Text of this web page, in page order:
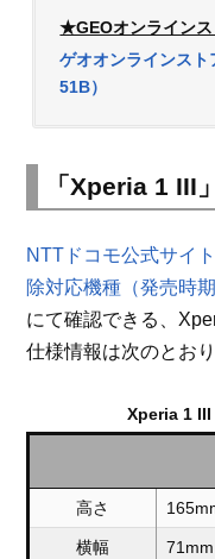
★GEOオンラインス
ゲオオンラインス
51B）
「Xperia 1 III
NTTドコモ公式サイ
除対応機種（発売時
にて確認できる、
仕様情報は次のとおり
Xperia 1 III
高さ
横幅 71mm